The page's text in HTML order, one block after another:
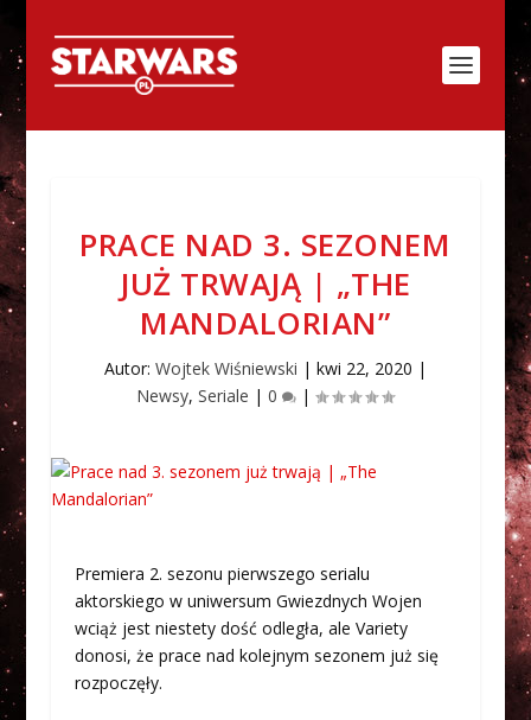
PRACE NAD 3. SEZONEM
JUŻ TRWAJĄ | „THE
MANDALORIAN”
Autor: Wojtek Wiśniewski | kwi 22, 2020 |
Newsy,Seriale |0 |
Premiera 2. sezonu pierwszego serialu
aktorskiego w uniwersum Gwiezdnych Wojen
wciąż jest niestety dość odległa, ale Variety
donosi, że prace nad kolejnym sezonem już się
rozpoczęły.